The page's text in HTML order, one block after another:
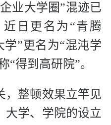
业大学圈”混迹已
日更名为“青腾
学”更名为“混沌学
“得到高研院”。
，整顿效果立竿见
大学、学院的设立